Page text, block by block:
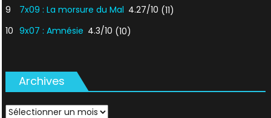
9
7x09 : La morsure du Mal 4.27/10 (11)
10 9x07 : Amnésie 4.3/10 (10)
Archives
Archives